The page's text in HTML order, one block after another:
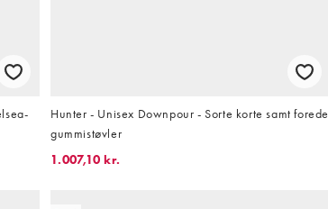
Hunter - Unisex Downpour - Sorte korte samt forede
gummistøvler
1.007,10 kr.